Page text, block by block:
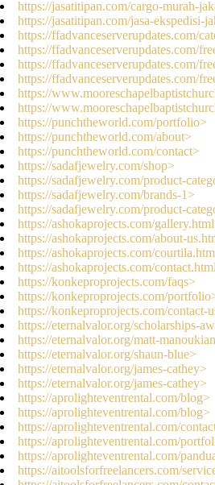
https://jasatitipan.com/cargo-murah-
https://jasatitipan.com/jasa-ekspedisi-
https://ffadvanceserverupdates.com/
https://ffadvanceserverupdates.com/
https://ffadvanceserverupdates.com/
https://ffadvanceserverupdates.com/
https://
https://
https://punchtheworld.com/portfolio>
https://punchtheworld.com/about>
https://punchtheworld.com/contact>
https://sadafjewelry.com/shop>
https://sadafjewelry.com/product-
https://sadafjewelry.com/brands-1>
https://sadafjewelry.com/product-
https://ashokaprojects.com/
https://ashokaprojects.com/about-
https://ashokaprojects.com/
https://ashokaprojects.com/
https://konkeproprojects.com/faqs>
https://konkeproprojects.com/
https://konkeproprojects.com/contact-
https://eternalvalor.org/scholarships-
https://eternalvalor.org/matt-
https://eternalvalor.org/shaun-blue>
https://eternalvalor.org/james-cathey>
https://eternalvalor.org/james-cathey>
https://aprolighteventrental.com/blog>
https://aprolighteventrental.com/blog>
https://aprolighteventrental.com/
https://aprolighteventrental.com/
https://aprolighteventrental.com/
https://aitoolsforfreelancers.com/